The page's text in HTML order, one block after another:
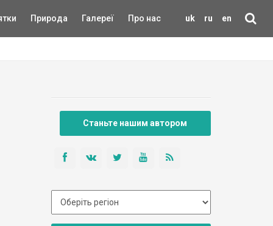
uk ru en
Природа Галереї Про нас
Станьте нашим автором